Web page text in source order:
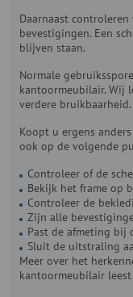
Daarnaast
bevestigingen. Een
blijven staan.
Normale
kantoormeubilair. Wij
verdere bruikbaarheid.
Koopt u ergens
ook op de volgende
Controleer of de
Bekijk het frame op
Controleer de
Zijn alle
Past de afmeting bij
Sluit de uitstraling
Meer over het
kantoormeubilair